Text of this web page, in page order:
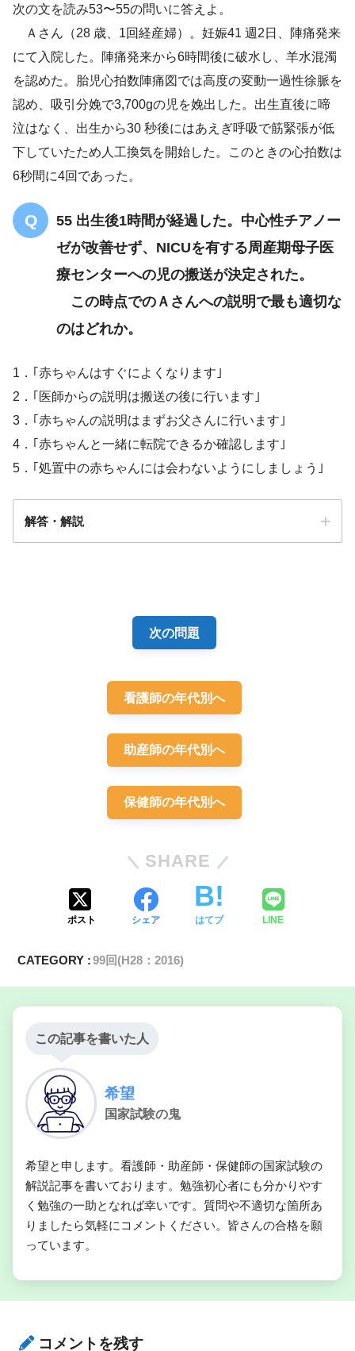
両肺野にびまん性の策状影
縦郭気腫などのエアリーク所見
両側肺の過膨張
次の文を読み53〜55の問いに答えよ。
Ａさん（28 歳、1回経産婦）。妊娠41 週2日、陣痛発来
にて入院した。陣痛発来から6時間後に破水し、羊水混濁
を認めた。胎児心拍数陣痛図では高度の変動一過性徐脈を
認め、吸引分娩で3,700gの児を娩出した。出生直後に啼
泣はなく、出生から30 秒後にはあえぎ呼吸で筋緊張が低
下していたため人工換気を開始した。このときの心拍数は
6秒間に4回であった。
55 出生後1時間が経過した。中心性チアノー
ゼが改善せず、NICUを有する周産期母子医
療センターへの児の搬送が決定された。
この時点でのＡさんへの説明で最も適切な
のはどれか。
1．｢赤ちゃんはすぐによくなります｣
2．｢医師からの説明は搬送の後に行います｣
3．｢赤ちゃんの説明はまずお父さんに行います｣
4．｢赤ちゃんと一緒に転院できるか確認します｣
5．｢処置中の赤ちゃんには会わないようにしましょう｣
解答・解説
周産期母子医療センター
次の問題
看護師の年代別へ
助産師の年代別へ
保健師の年代別へ
SHARE
ポスト シェア はてブ LINE
CATEGORY :99回(H28：2016)
この記事を書いた人
希望
国家試験の鬼
希望と申します。看護師・助産師・保健師の国家試験の
解説記事を書いております。勉強初心者にも分かりやす
く勉強の一助となれば幸いです。質問や不適切な箇所あ
りましたら気軽にコメントください。皆さんの合格を願
っています。
コメントを残す